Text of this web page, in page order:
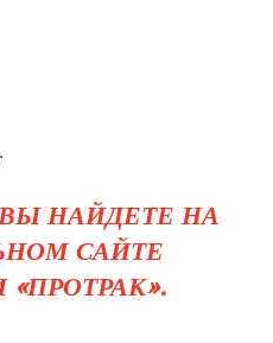
НАЙДЕТЕ НА
САЙТЕ